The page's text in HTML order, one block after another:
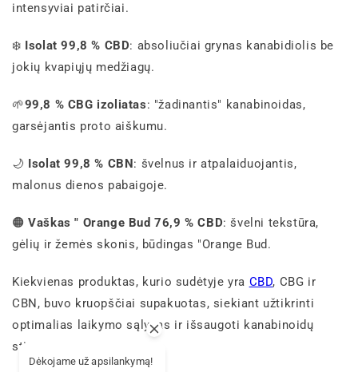
intensyviai patirčiai.
❄️ Isolat 99,8 % CBD: absoliučiai grynas kanabidiolis be
jokių kvapiųjų medžiagų.
🌱99,8 % CBG izoliatas: "žadinantis" kanabinoidas,
garsėjantis proto aiškumu.
🌙 Isolat 99,8 % CBN: švelnus ir atpalaiduojantis,
malonus dienos pabaigoje.
🟠Vaškas " Orange Bud 76,9 % CBD: švelni tekstūra,
gėlių ir žemės skonis, būdingas "Orange Bud.
Kiekvienas produktas, kurio sudėtyje yra CBD, CBG ir
CBN, buvo kruopščiai supakuotas, siekiant užtikrinti
optimalias laikymo sąlygas ir išsaugoti kanabinoidų
stiprumą.
Dėkojame už apsilankymą!